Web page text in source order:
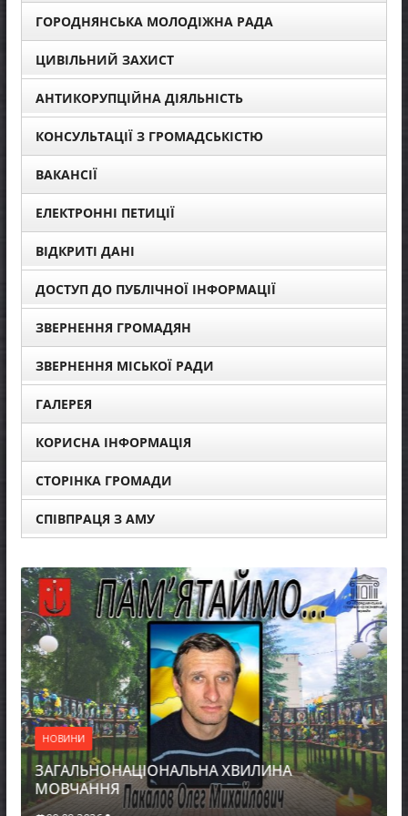
ГОРОДНЯНСЬКА МОЛОДІЖНА РАДА
ЦИВІЛЬНИЙ ЗАХИСТ
АНТИКОРУПЦІЙНА ДІЯЛЬНІСТЬ
КОНСУЛЬТАЦІЇ З ГРОМАДСЬКІСТЮ
ВАКАНСІЇ
ЕЛЕКТРОННІ ПЕТИЦІЇ
ВІДКРИТІ ДАНІ
ДОСТУП ДО ПУБЛІЧНОЇ ІНФОРМАЦІЇ
ЗВЕРНЕННЯ ГРОМАДЯН
ЗВЕРНЕННЯ МІСЬКОЇ РАДИ
ГАЛЕРЕЯ
КОРИСНА ІНФОРМАЦІЯ
СТОРІНКА ГРОМАДИ
СПІВПРАЦЯ З АМУ
ХВИЛИНА
НОВИНИ